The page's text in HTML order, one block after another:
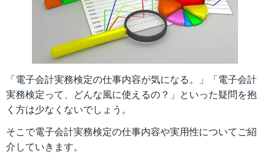
「電子会計実務検定の仕事内容が気になる。」「電子会計
実務検定って、どんな風に使えるの？」といった疑問を抱
く方は少なくないでしょう。
そこで電子会計実務検定の仕事内容や実用性についてご紹
介していきます。